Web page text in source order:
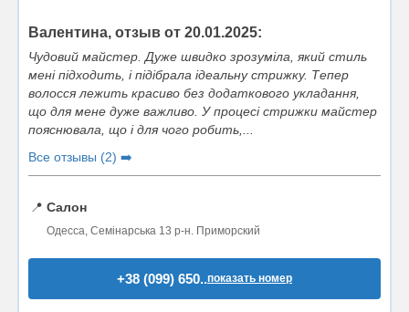
Валентина, отзыв от 20.01.2025:
Чудовий майстер. Дуже швидко зрозуміла, який стиль
мені підходить, і підібрала ідеальну стрижку. Тепер
волосся лежить красиво без додаткового укладання,
що для мене дуже важливо. У процесі стрижки майстер
пояснювала, що і для чого робить,...
Все отзывы (2) ➡️
📍 Салон
Одесса, Семінарська 13 р-н. Приморский
+38 (099) 650..показать номер